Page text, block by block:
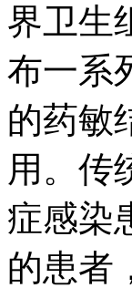
界卫生
布一系
的药敏
用。传
症感染
的患者